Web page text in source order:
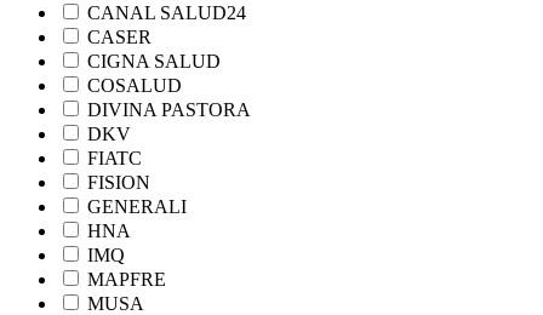
CANAL SALUD24
CASER
CIGNA SALUD
COSALUD
DIVINA PASTORA
DKV
FIATC
FISION
GENERALI
HNA
IMQ
MAPFRE
MUSA